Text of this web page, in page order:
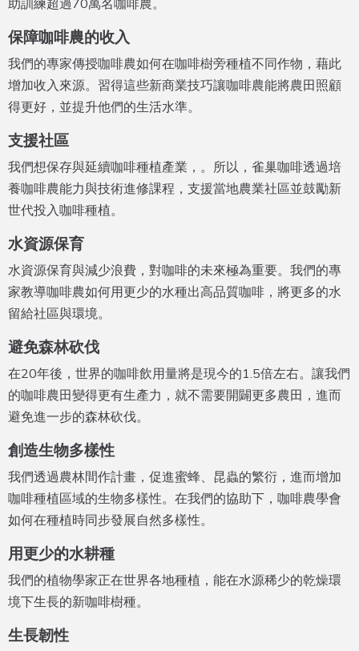
助訓練超過70萬名咖啡農。
保障咖啡農的收入
我們的專家傳授咖啡農如何在咖啡樹旁種植不同作物，藉此
增加收入來源。習得這些新商業技巧讓咖啡農能將農田照顧
得更好，並提升他們的生活水準。
支援社區
我們想保存與延續咖啡種植產業，。所以，雀巢咖啡透過培
養咖啡農能力與技術進修課程，支援當地農業社區並鼓勵新
世代投入咖啡種植。
水資源保育
水資源保育與減少浪費，對咖啡的未來極為重要。我們的專
家教導咖啡農如何用更少的水種出高品質咖啡，將更多的水
留給社區與環境。
避免森林砍伐
在20年後，世界的咖啡飲用量將是現今的1.5倍左右。讓我們
的咖啡農田變得更有生產力，就不需要開闢更多農田，進而
避免進一步的森林砍伐。
創造生物多樣性
我們透過農林間作計畫，促進蜜蜂、昆蟲的繁衍，進而增加
咖啡種植區域的生物多樣性。在我們的協助下，咖啡農學會
如何在種植時同步發展自然多樣性。
用更少的水耕種
我們的植物學家正在世界各地種植，能在水源稀少的乾燥環
境下生長的新咖啡樹種。
生長韌性